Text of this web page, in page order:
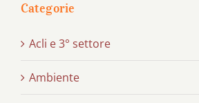
Categorie
Acli e 3° settore
Ambiente